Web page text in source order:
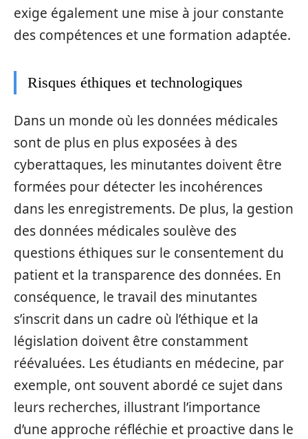
exige également une mise à jour constante
des compétences et une formation adaptée.
Risques éthiques et technologiques
Dans un monde où les données médicales
sont de plus en plus exposées à des
cyberattaques, les minutantes doivent être
formées pour détecter les incohérences
dans les enregistrements. De plus, la gestion
des données médicales soulève des
questions éthiques sur le consentement du
patient et la transparence des données. En
conséquence, le travail des minutantes
s’inscrit dans un cadre où l’éthique et la
législation doivent être constamment
réévaluées. Les étudiants en médecine, par
exemple, ont souvent abordé ce sujet dans
leurs recherches, illustrant l’importance
d’une approche réfléchie et proactive dans le